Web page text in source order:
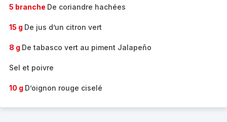
5 branche De coriandre hachées
15 g De jus d’un citron vert
8 g De tabasco vert au piment Jalapeño
Sel et poivre
10 g D’oignon rouge ciselé